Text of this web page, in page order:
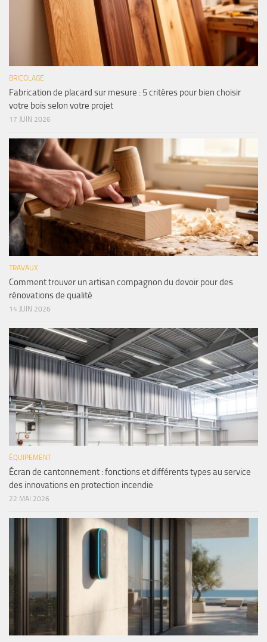
BRICOLAGE
Fabrication de placard sur mesure : 5 critères pour bien choisir
votre bois selon votre projet
17 JUIN 2026
TRAVAUX
Comment trouver un artisan compagnon du devoir pour des
rénovations de qualité
14 JUIN 2026
ÉQUIPEMENT
Écran de cantonnement : fonctions et différents types au service
des innovations en protection incendie
22 MAI 2026